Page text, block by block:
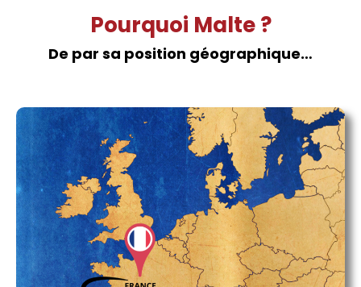
Pourquoi Malte ?
De par sa position géographique…